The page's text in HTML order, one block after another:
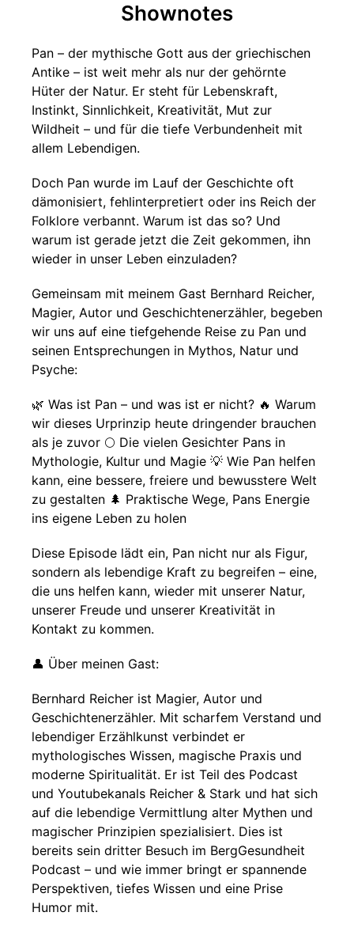
Shownotes
Pan – der mythische Gott aus der griechischen
Antike – ist weit mehr als nur der gehörnte
Hüter der Natur. Er steht für Lebenskraft,
Instinkt, Sinnlichkeit, Kreativität, Mut zur
Wildheit – und für die tiefe Verbundenheit mit
allem Lebendigen.
Doch Pan wurde im Lauf der Geschichte oft
dämonisiert, fehlinterpretiert oder ins Reich der
Folklore verbannt. Warum ist das so? Und
warum ist gerade jetzt die Zeit gekommen, ihn
wieder in unser Leben einzuladen?
Gemeinsam mit meinem Gast Bernhard Reicher,
Magier, Autor und Geschichtenerzähler, begeben
wir uns auf eine tiefgehende Reise zu Pan und
seinen Entsprechungen in Mythos, Natur und
Psyche:
🌿 Was ist Pan – und was ist er nicht? 🔥 Warum
wir dieses Urprinzip heute dringender brauchen
als je zuvor 🌕 Die vielen Gesichter Pans in
Mythologie, Kultur und Magie 💡 Wie Pan helfen
kann, eine bessere, freiere und bewusstere Welt
zu gestalten 🌲 Praktische Wege, Pans Energie
ins eigene Leben zu holen
Diese Episode lädt ein, Pan nicht nur als Figur,
sondern als lebendige Kraft zu begreifen – eine,
die uns helfen kann, wieder mit unserer Natur,
unserer Freude und unserer Kreativität in
Kontakt zu kommen.
👤 Über meinen Gast:
Bernhard Reicher ist Magier, Autor und
Geschichtenerzähler. Mit scharfem Verstand und
lebendiger Erzählkunst verbindet er
mythologisches Wissen, magische Praxis und
moderne Spiritualität. Er ist Teil des Podcast
und Youtubekanals Reicher & Stark und hat sich
auf die lebendige Vermittlung alter Mythen und
magischer Prinzipien spezialisiert. Dies ist
bereits sein dritter Besuch im BergGesundheit
Podcast – und wie immer bringt er spannende
Perspektiven, tiefes Wissen und eine Prise
Humor mit.